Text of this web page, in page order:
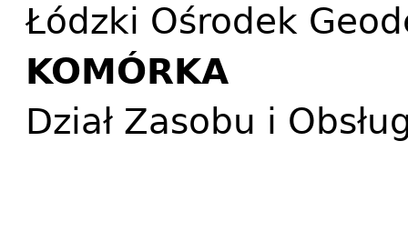
Łódzki Ośrodek
KOMÓRKA
Dział Zasobu i